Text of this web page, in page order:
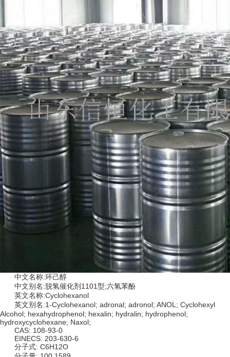
中文名称:环己醇
中文别名:脱氢催化剂1101型;六氢苯酚
英文名称:Cyclohexanol
英文别名:1-Cyclohexanol; adronal; adronol; ANOL; Cyclohexyl
Alcohol; hexahydrophenol; hexalin; hydralin; hydrophenol;
hydroxycyclohexane; Naxol;
CAS: 108-93-0
EINECS: 203-630-6
分子式: C6H12O